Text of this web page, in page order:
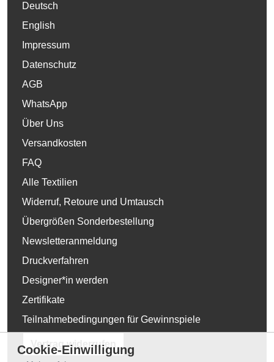
Deutsch
English
Impressum
Datenschutz
AGB
WhatsApp
Über Uns
Versandkosten
FAQ
Alle Textilien
Widerruf, Retoure und Umtausch
Übergrößen Sonderbestellung
Newsletteranmeldung
Druckverfahren
Designer*in werden
Zertifikate
Teilnahmebedingungen für Gewinnspiele
Vertrag widerrufen
Cookie-Einwilligung